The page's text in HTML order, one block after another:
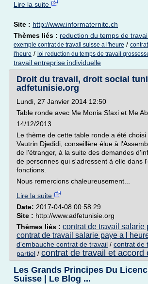
Lire la suite
Site : http://www.informaternite.ch
Thèmes liés : reduction du temps de
exemple contrat de travail suisse a l'heure /
l'heure / loi reduction du temps de travail
travail entreprise individuelle
Droit du travail, droit social
adfetunisie.org
Lundi, 27 Janvier 2014 12:50
Table ronde avec Me Monia Sfaxi et Me
14/12/2013
Le thème de cette table ronde a été
Vautrin Djedidi, conseillère élue à
de l'étranger, à la suite des demandes
de personnes qui s'adressent à elle dans
fonctions.
Nous remercions chaleureusement...
Lire la suite
Date: 2017-04-08 00:58:29
Site : http://www.adfetunisie.org
Thèmes liés : contrat de travail salarie
contrat de travail salarie paye a l
d'embauche contrat de travail / contrat de
partiel / contrat de travail et accord
Les Grands Principes Du
Suisse | Le Blog ...